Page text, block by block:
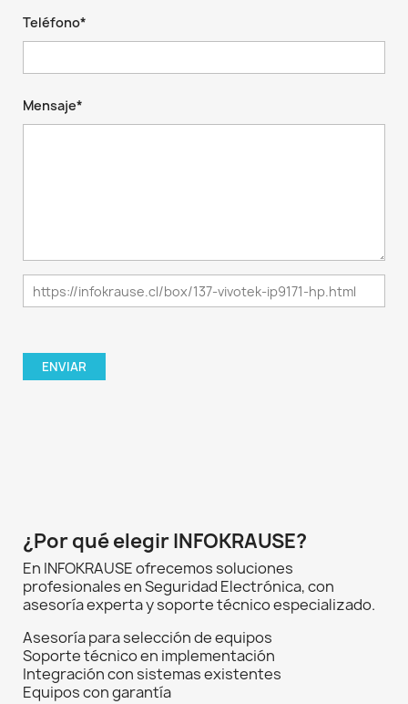
Teléfono*
Mensaje*
¿Por qué elegir INFOKRAUSE?
En INFOKRAUSE ofrecemos soluciones
profesionales en Seguridad Electrónica, con
asesoría experta y soporte técnico especializado.
Asesoría para selección de equipos
Soporte técnico en implementación
Integración con sistemas existentes
Equipos con garantía